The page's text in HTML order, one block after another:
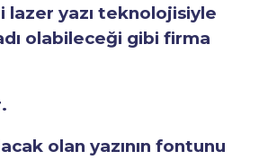
yazı teknolojisiyle
olabileceği gibi firma
olan yazının fontunu